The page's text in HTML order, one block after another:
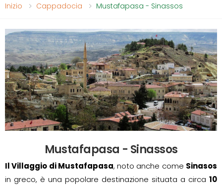
Inizio Cappadocia Mustafapasa - Sinassos
Mustafapasa - Sinassos
Il Villaggio di Mustafapasa, noto anche come Sinasos
in greco, è una popolare destinazione situata a circa 10